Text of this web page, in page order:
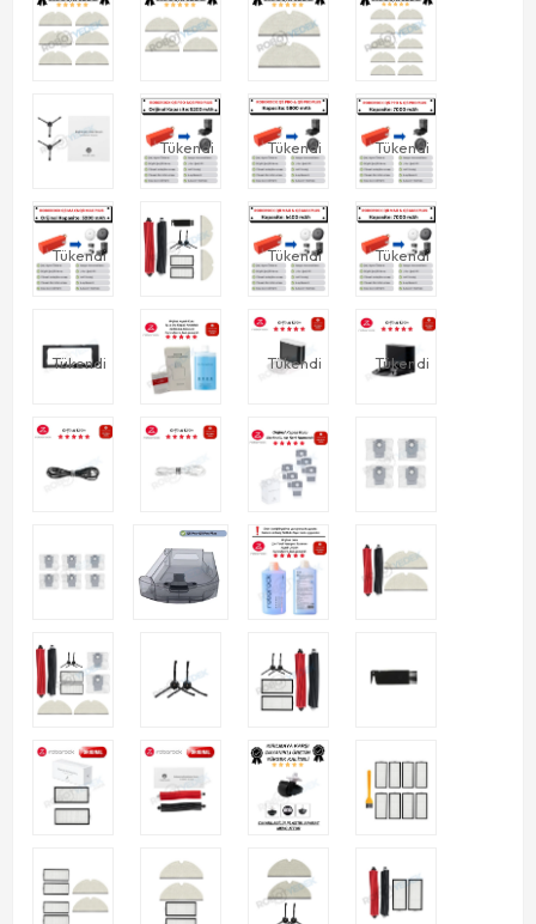
Tükendi Tükendi Tükendi
Tükendi Tükendi Tükendi
Tükendi Tükendi Tükendi